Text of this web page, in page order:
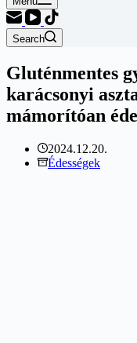
Search
Gluténmentes
karácsonyi
mámorítóan
2024.12.20.
Édességek